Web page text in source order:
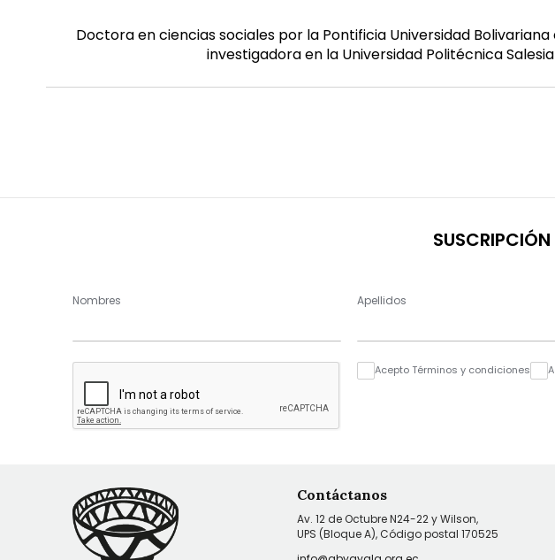
Doctora en ciencias sociales por la Pontificia Universidad
investigadora en la Universidad Politécnica
Nombres Apellidos
Acepto Términos y condiciones
Contáctanos
Av. 12 de Octubre N24-22 y Wilson,
UPS (Bloque A), Código postal 170525